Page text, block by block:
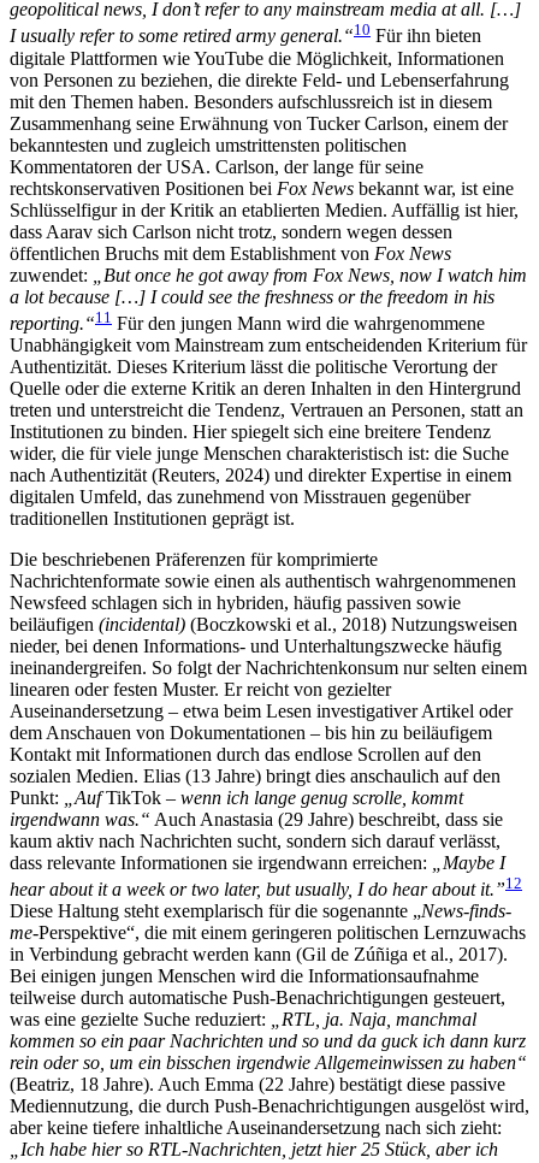
geopolitical news, I don’t refer to any mainstream media at all. […]
I usually refer to some retired army general.“10 Für ihn bieten
digitale Plattformen wie YouTube die Möglichkeit, Informationen
von Personen zu beziehen, die direkte Feld- und Lebenserfahrung
mit den Themen haben. Besonders aufschlussreich ist in diesem
Zusammenhang seine Erwähnung von Tucker Carlson, einem der
bekanntesten und zugleich umstrittensten politischen
Kommentatoren der USA. Carlson, der lange für seine
rechtskonservativen Positionen bei Fox News bekannt war, ist eine
Schlüsselfigur in der Kritik an etablierten Medien. Auffällig ist hier,
dass Aarav sich Carlson nicht trotz, sondern wegen dessen
öffentlichen Bruchs mit dem Establishment von Fox News
zuwendet:
„But once he got away from Fox News, now I watch him
a lot because […] I could see the freshness or the freedom in his
reporting.“11 Für den jungen Mann wird die wahrgenommene
Unabhängigkeit vom Mainstream zum entscheidenden Kriterium für
Authentizität. Dieses Kriterium lässt die politische Verortung der
Quelle oder die externe Kritik an deren Inhalten in den Hintergrund
treten und unterstreicht die Tendenz, Vertrauen an Personen, statt an
Institutionen zu binden. Hier spiegelt sich eine breitere Tendenz
wider, die für viele junge Menschen charakteristisch ist: die Suche
nach Authentizität (Reuters, 2024) und direkter Expertise in einem
digitalen Umfeld, das zunehmend von Misstrauen gegenüber
traditionellen Institutionen geprägt ist.
Die beschriebenen Präferenzen für komprimierte
Nachrichtenformate sowie einen als authentisch wahrgenommenen
Newsfeed schlagen sich in hybriden, häufig passiven sowie
beiläufigen (incidental) (Boczkowski et al., 2018) Nutzungsweisen
nieder, bei denen Informations- und Unterhaltungszwecke häufig
ineinandergreifen. So folgt der Nachrichtenkonsum nur selten einem
linearen oder festen Muster. Er reicht von gezielter
Auseinandersetzung – etwa beim Lesen investigativer Artikel oder
dem Anschauen von Dokumentationen – bis hin zu beiläufigem
Kontakt mit Informationen durch das endlose Scrollen auf den
sozialen Medien. Elias (13 Jahre) bringt dies anschaulich auf den
Punkt:
„AufTikTok – wenn ich lange genug scrolle, kommt
irgendwann was.“ Auch Anastasia (29 Jahre) beschreibt, dass sie
kaum aktiv nach Nachrichten sucht, sondern sich darauf verlässt,
dass relevante Informationen sie irgendwann erreichen:
„Maybe I
hear about it a week or two later, but usually, I do hear about it.”12
Diese Haltung steht exemplarisch für die sogenannte „News-finds-
me-Perspektive“, die mit einem geringeren politischen Lernzuwachs
in Verbindung gebracht werden kann (Gil de Zúñiga et al., 2017).
Bei einigen jungen Menschen wird die Informationsaufnahme
teilweise durch automatische Push-Benachrichtigungen gesteuert,
was eine gezielte Suche reduziert: „RTL, ja. Naja, manchmal
kommen so ein paar Nachrichten und so und da guck ich dann kurz
rein oder so, um ein bisschen irgendwie Allgemeinwissen zu haben“
(Beatriz, 18 Jahre). Auch Emma (22 Jahre) bestätigt diese passive
Mediennutzung, die durch Push-Benachrichtigungen ausgelöst wird,
aber keine tiefere inhaltliche Auseinandersetzung nach sich zieht:
„Ich habe hier so RTL-Nachrichten, jetzt hier 25 Stück, aber ich